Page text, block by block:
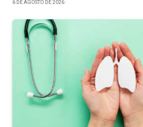
6 DE AGOSTO DE 2026